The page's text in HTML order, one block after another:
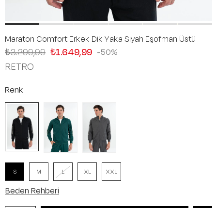
Maraton Comfort Erkek Dik Yaka Siyah Eşofman Üstü
50
₺3.299,99 ₺1.649,99
RETRO
Renk
S M L XL XXL
Beden Rehberi